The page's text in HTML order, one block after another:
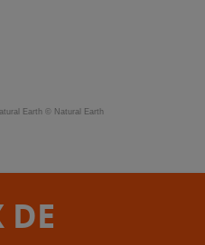
Earth © Natural Earth
DE